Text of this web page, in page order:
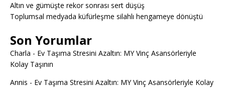
Altın ve gümüşte rekor sonrası sert düşüş
Toplumsal medyada küfürleşme silahlı hengameye dönüştü
Son Yorumlar
Charla - Ev Taşıma Stresini Azaltın: MY Vinç Asansörleriyle
Kolay Taşının
Annis - Ev Taşıma Stresini Azaltın: MY Vinç Asansörleriyle Kolay